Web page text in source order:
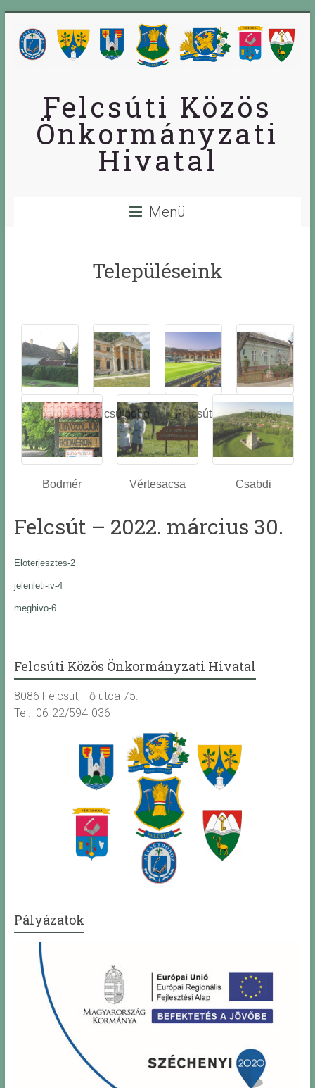
Felcsúti Közös
Önkormányzati
Hivatal
Menü
Településeink
Óbarok
Alcsútdobo
z
Felcsút Tabajd
Bodmér Vértesacsa Csabdi
Felcsút – 2022. március 30.
Eloterjesztes-2
jelenleti-iv-4
meghivo-6
Felcsúti Közös Önkormányzati Hivatal
8086 Felcsút, Fő utca 75.
Tel.: 06-22/594-036
Pályázatok